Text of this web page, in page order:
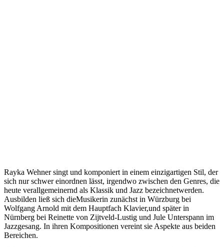
Rayka Wehner singt und komponiert in einem einzigartigen Stil, der
sich nur schwer einordnen lässt, irgendwo zwischen den Genres, die
heute verallgemeinernd als Klassik und Jazz bezeichnetwerden.
Ausbilden ließ sich dieMusikerin zunächst in Würzburg bei
Wolfgang Arnold mit dem Hauptfach Klavier,und später in
Nürnberg bei Reinette von Zijtveld-Lustig und Jule Unterspann im
Jazzgesang. In ihren Kompositionen vereint sie Aspekte aus beiden
Bereichen.